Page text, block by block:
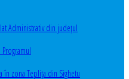
Administrativ din județul
în zona Teplița din Sighetu